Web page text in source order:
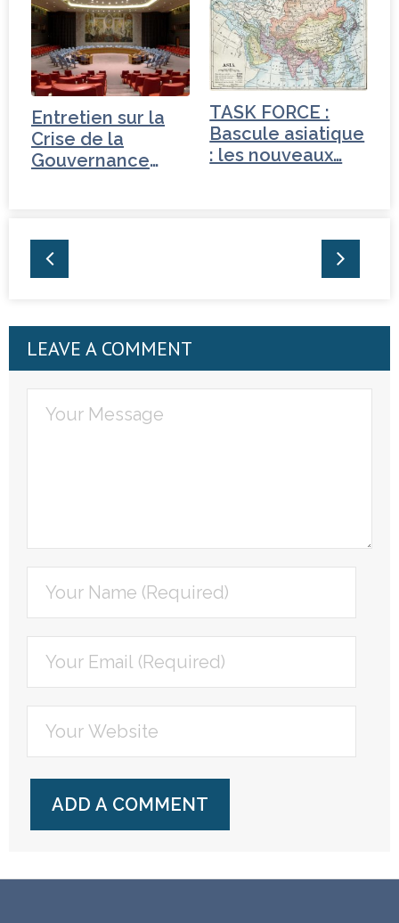
Entretien sur la
Crise de la
Gouvernance
TASK FORCE :
Bascule asiatique
: les nouveaux…
LEAVE A COMMENT